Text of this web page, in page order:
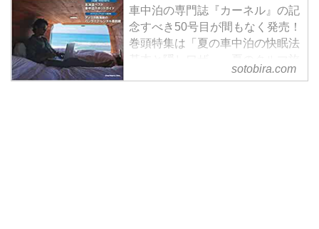
車中泊の専門誌『カーネル』の記
念すべき50号目が間もなく発売！
巻頭特集は「夏の車中泊の快眠法
の最大の悩み「夜の暑さ」をしの
sotobira.com